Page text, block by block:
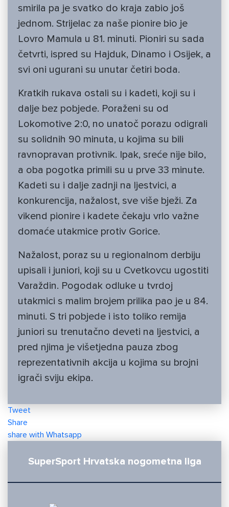
smirila pa je svatko do kraja zabio još
jednom. Strijelac za naše pionire bio je
Lovro Mamula u 81. minuti. Pioniri su sada
četvrti, ispred su Hajduk, Dinamo i Osijek, a
svi oni ugurani su unutar četiri boda.
Kratkih rukava ostali su i kadeti, koji su i
dalje bez pobjede. Poraženi su od
Lokomotive 2:0, no unatoč porazu odigrali
su solidnih 90 minuta, u kojima su bili
ravnopravan protivnik. Ipak, sreće nije bilo,
a oba pogotka primili su u prve 33 minute.
Kadeti su i dalje zadnji na ljestvici, a
konkurencija, nažalost, sve više bježi. Za
vikend pionire i kadete čekaju vrlo važne
domaće utakmice protiv Gorice.
Nažalost, poraz su u regionalnom derbiju
upisali i juniori, koji su u Cvetkovcu ugostiti
Varaždin. Pogodak odluke u tvrdoj
utakmici s malim brojem prilika pao je u 84.
minuti. S tri pobjede i isto toliko remija
juniori su trenutačno deveti na ljestvici, a
pred njima je višetjedna pauza zbog
reprezentativnih akcija u kojima su brojni
igrači sviju ekipa.
Tweet
Share
share with Whatsapp
SuperSport Hrvatska nogometna liga